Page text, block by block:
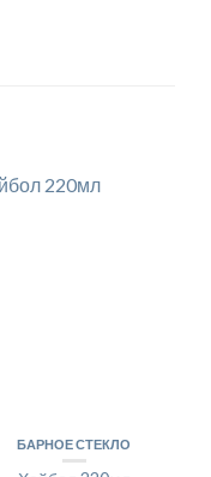
БАРНОЕ СТЕКЛО